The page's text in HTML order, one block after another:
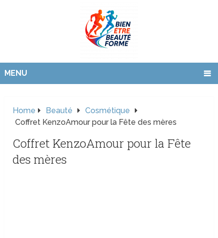
MENU
Home Beauté
Cosmétique
Coffret KenzoAmour pour la Fête des mères
Coffret KenzoAmour pour la Fête
des mères